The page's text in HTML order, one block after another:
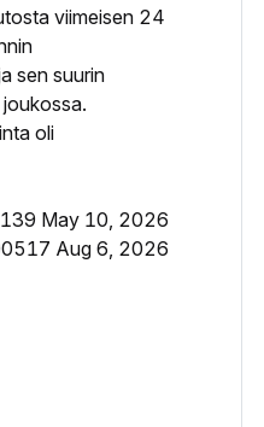
viimeisen 24
sen suurin
oli
May 10, 2026
Aug 6, 2026